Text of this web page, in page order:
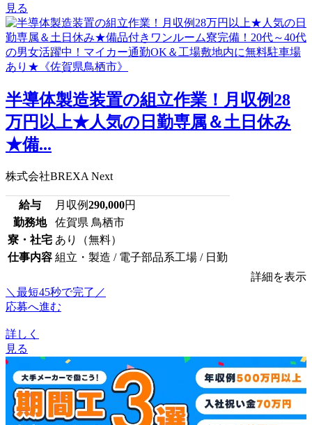
見る
半導体製造装置の組立作業！月収例28
万円以上★人気の日勤専属＆土日休み
★備...
株式会社BREXA Next
給与 月収例290,000円
勤務地
佐賀県 鳥栖市
寮・社宅 あり（無料）
仕事内容 組立・製造 / 電子部品系工場 / 日勤
詳細を表示
＼最短45秒で完了／
応募へ進む
詳しく
見る